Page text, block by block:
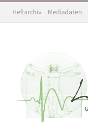
Heftarchiv Mediadaten